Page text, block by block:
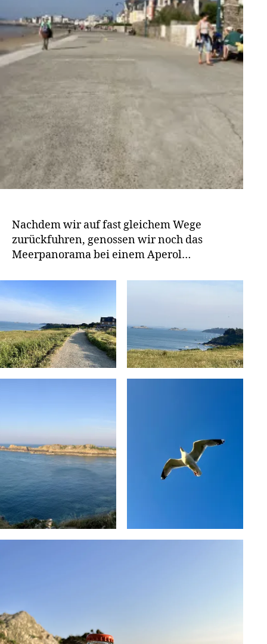
Nachdem wir auf fast gleichem Wege
zurückfuhren, genossen wir noch das
Meerpanorama bei einem Aperol…